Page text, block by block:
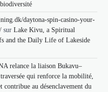
daytona-spin-casino-your-
surLake Kivu, a Spiritual
and the Daily Life of Lakeside
relance la liaison Bukavu–
qui renforce la mobilité,
contribue au désenclavement du